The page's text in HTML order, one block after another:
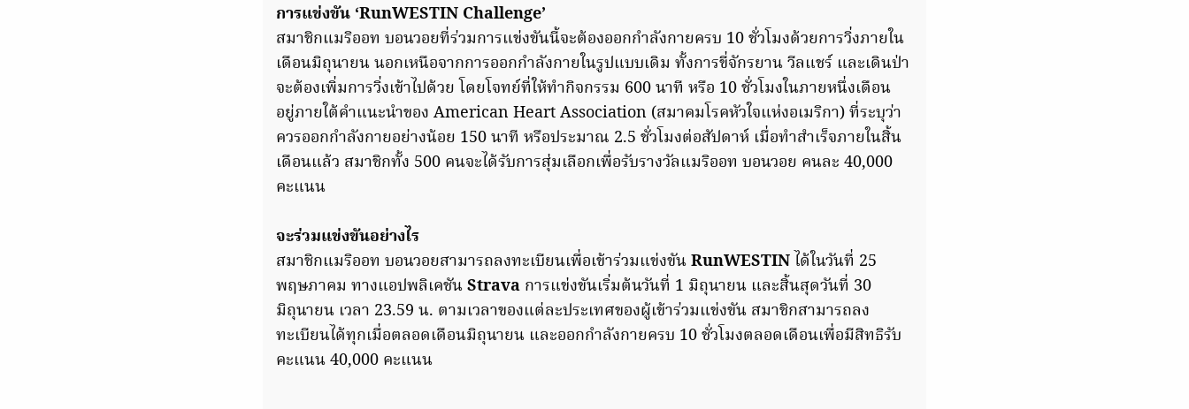
การแข่งขัน ‘RunWESTIN Challenge’
สมาชิกแมริออท บอนวอยที่ร่วมการแข่งขันนี้จะต้องออกกำลังกายครบ 10 ชั่วโมงด้วยการวิ่งภายใน
เดือนมิถุนายน นอกเหนือจากการออกกำลังกายในรูปแบบเดิม ทั้งการขี่จักรยาน วีลแชร์ และเดินป่า
จะต้องเพิ่มการวิ่งเข้าไปด้วย โดยโจทย์ที่ให้ทำกิจกรรม 600 นาที หรือ 10 ชั่วโมงในภายหนึ่งเดือน
อยู่ภายใต้คำแนะนำของ American Heart Association (สมาคมโรคหัวใจแห่งอเมริกา) ที่ระบุว่า
ควรออกกำลังกายอย่างน้อย 150 นาที หรือประมาณ 2.5 ชั่วโมงต่อสัปดาห์ เมื่อทำสำเร็จภายในสิ้น
เดือนแล้ว สมาชิกทั้ง 500 คนจะได้รับการสุ่มเลือกเพื่อรับรางวัลแมริออท บอนวอย คนละ 40,000
คะแนน
จะร่วมแข่งขันอย่างไร
สมาชิกแมริออท บอนวอยสามารถลงทะเบียนเพื่อเข้าร่วมแข่งขันRunWESTIN ได้ในวันที่ 25
พฤษภาคม ทางแอปพลิเคชันStrava การแข่งขันเริ่มต้นวันที่ 1 มิถุนายน และสิ้นสุดวันที่ 30
มิถุนายน เวลา 23.59 น. ตามเวลาของแต่ละประเทศของผู้เข้าร่วมแข่งขัน สมาชิกสามารถลง
ทะเบียนได้ทุกเมื่อตลอดเดือนมิถุนายน และออกกำลังกายครบ 10 ชั่วโมงตลอดเดือนเพื่อมีสิทธิรับ
คะแนน 40,000 คะแนน